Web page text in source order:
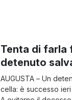
Tenta di farla
detenuto
AUGUSTA – Un
cella: è successo